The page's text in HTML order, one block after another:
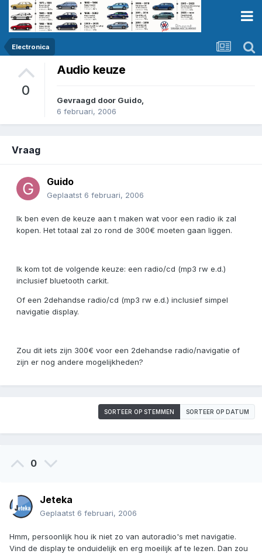
Electronica
0
Audio keuze
Gevraagd door Guido,
6 februari, 2006
Vraag
Guido
Geplaatst 6 februari, 2006
Ik ben even de keuze aan t maken wat voor een radio ik zal
kopen. Het totaal zal zo rond de 300€ moeten gaan liggen.
Ik kom tot de volgende keuze: een radio/cd (mp3 rw e.d.)
inclusief bluetooth carkit.
Of een 2dehandse radio/cd (mp3 rw e.d.) inclusief simpel
navigatie display.
Zou dit iets zijn 300€ voor een 2dehandse radio/navigatie of
zijn er nog andere mogelijkheden?
SORTEER OP STEMMEN SORTEER OP DATUM
0
Jeteka
Geplaatst 6 februari, 2006
Hmm, persoonlijk hou ik niet zo van autoradio's met navigatie.
Vind de display te onduidelijk en erg moeilijk af te lezen. Dan zou